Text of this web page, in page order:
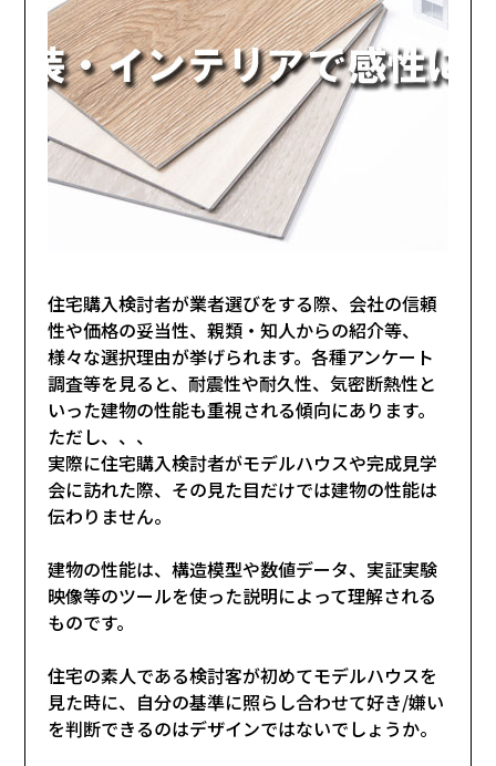
住宅購入検討者が業者選びをする際、会社の信頼
性や価格の妥当性、親類・知人からの紹介等、
様々な選択理由が挙げられます。各種アンケート
調査等を見ると、耐震性や耐久性、気密断熱性と
いった建物の性能も重視される傾向にあります。
ただし、、、
実際に住宅購入検討者がモデルハウスや完成見学
会に訪れた際、その見た目だけでは建物の性能は
伝わりません。
建物の性能は、構造模型や数値データ、実証実験
映像等のツールを使った説明によって理解される
ものです。
住宅の素人である検討客が初めてモデルハウスを
見た時に、自分の基準に照らし合わせて好き/嫌い
を判断できるのはデザインではないでしょうか。